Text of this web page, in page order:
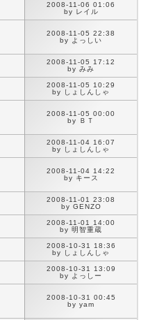
2008-11-06 01:06
by レイル
2008-11-05 22:38
by よっしい
2008-11-05 17:12
by みみ
2008-11-05 10:29
by しょしんしゃ
2008-11-05 00:00
by ＢＴ
2008-11-04 16:07
by しょしんしゃ
2008-11-04 14:22
by キース
2008-11-01 23:08
by GENZO
2008-11-01 14:00
by 明智重蔵
2008-10-31 18:36
by しょしんしゃ
2008-10-31 13:09
by よっしー
2008-10-31 00:45
by yam